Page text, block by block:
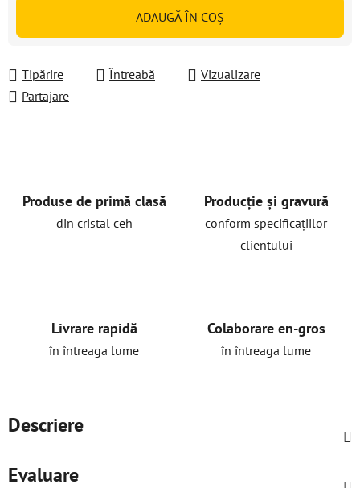
ADAUGĂ ÎN COŞ
Tipărire Întreabă
Vizualizare
Partajare
Produse de primă clasă
din cristal ceh
Producție și gravură
conform specificațiilor
clientului
Livrare rapidă
în întreaga lume
Colaborare en-gros
în întreaga lume
Descriere
Evaluare